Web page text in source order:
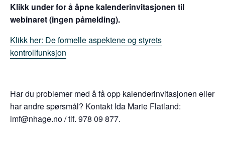
Klikk under for å åpne kalenderinvitasjonen til
webinaret (ingen påmelding).
Klikk her: De formelle aspektene og styrets
kontrollfunksjon
Har du problemer med å få opp kalenderinvitasjonen eller
har andre spørsmål? Kontakt Ida Marie Flatland:
imf@nhage.no/ tlf. 978 09 877.